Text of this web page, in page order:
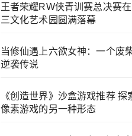
王者荣耀RW侠青训赛总决赛
三文化艺术园圆满落幕
当修仙遇上六欲女神：一个废
逆袭传说
《创造世界》沙盒游戏推荐 探
像素游戏的另一种形态